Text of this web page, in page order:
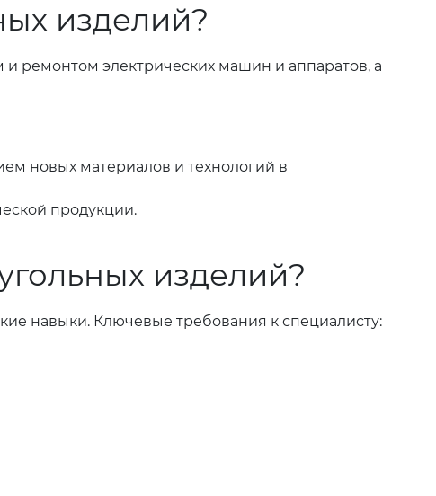
изделий?
ремонтом электрических машин и аппаратов, а
новых материалов и технологий в
продукции.
изделий?
навыки. Ключевые требования к специалисту: